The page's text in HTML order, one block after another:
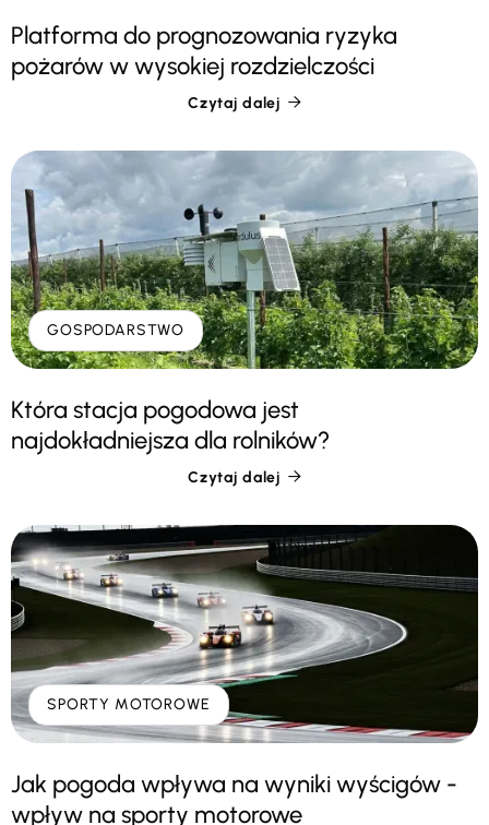
Platforma do prognozowania ryzyka
pożarów w wysokiej rozdzielczości
Czytaj dalej 
GOSPODARSTWO
Która stacja pogodowa jest
najdokładniejsza dla rolników?
Czytaj dalej 
SPORTY MOTOROWE
Jak pogoda wpływa na wyniki wyścigów -
wpływ na sporty motorowe